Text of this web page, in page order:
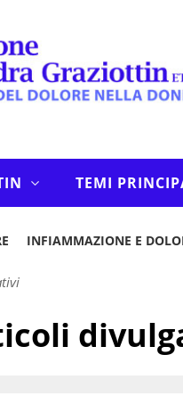
TEMI
INFIAMMAZIONE E